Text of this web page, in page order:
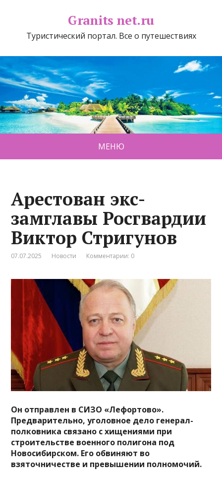
Granits net.ru
Туристический портал. Все о путешествиях
МЕНЮ
Арестован экс-
замглавы Росгвардии
Виктор Стригунов
07.07.2025 Новости Комментарии: 0
Он отправлен в СИЗО «Лефортово».
Предварительно, уголовное дело генерал-
полковника связано с хищениями при
строительстве военного полигона под
Новосибирском. Его обвиняют во
взяточничестве и превышении полномочий.